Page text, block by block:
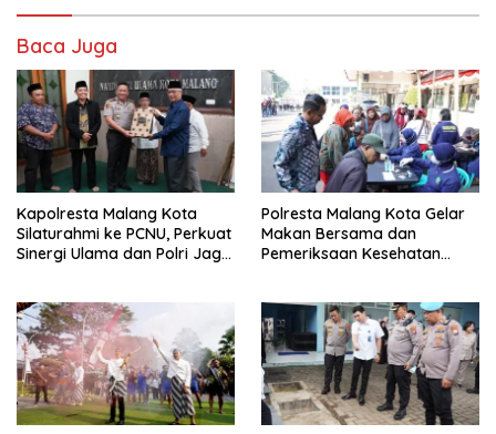
Baca Juga
Kapolresta Malang Kota
Silaturahmi ke PCNU, Perkuat
Sinergi Ulama dan Polri Jaga
Polresta Malang Kota Gelar
Makan Bersama dan
Pemeriksaan Kesehatan